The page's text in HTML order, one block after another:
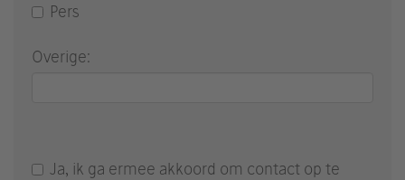
Pers
Overige:
Ja, ik ga ermee akkoord om contact op te